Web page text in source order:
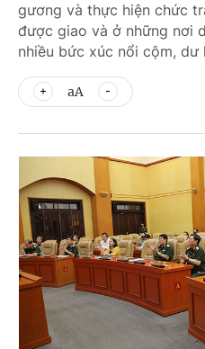
gương và thực hiện chức
được giao và ở những nơi
nhiều bức xúc nổi cộm, dư
aA